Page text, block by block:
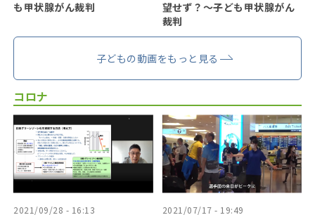
も甲状腺がん裁判
望せず？〜子ども甲状腺がん
裁判
子どもの動画をもっと見る
コロナ
2021/09/28 - 16:13 2021/07/17 - 19:49